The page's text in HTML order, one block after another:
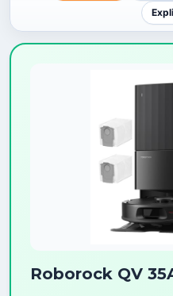
Roborock QV